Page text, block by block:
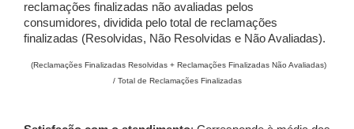
reclamações finalizadas não avaliadas pelos
consumidores, dividida pelo total de reclamações
finalizadas (Resolvidas, Não Resolvidas e Não Avaliadas).
(Reclamações Finalizadas Resolvidas + Reclamações Finalizadas Não Avaliadas)
/ Total de Reclamações Finalizadas